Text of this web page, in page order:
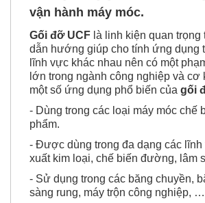
6. Ứng dụng gối đỡ UCF
vận hành máy móc.
Gối đỡ UCFlà linh kiện quan trọng
dẫn hướng giúp cho tính ứng dụng
lĩnh vực khác nhau nên có một
lớn trong ngành công nghiệp và cơ
một số ứng dụng phổ biến củagối
- Dùng trong các loại máy móc chế
phẩm.
- Được dùng trong đa dạng các lĩnh
xuất kim loại, chế biến đường, lâm
- Sử dụng trong các băng chuyền,